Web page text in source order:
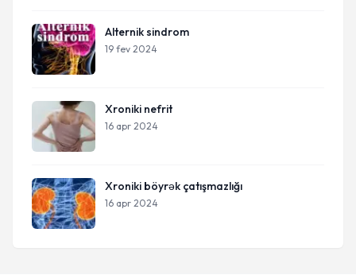
Alternik sindrom
19 fev 2024
Xroniki nefrit
16 apr 2024
Xroniki böyrək çatışmazlığı
16 apr 2024